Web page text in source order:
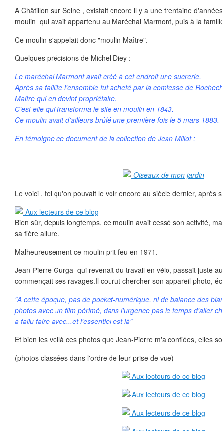
A Châtillon sur Seine , existait encore il y a une trentaine
moulin qui avait appartenu au Maréchal Marmont, puis à la
Ce moulin s'appelait donc "moulin Maître".
Quelques précisions de Michel Diey :
Le maréchal Marmont avait créé à cet endroit une sucrerie.
Après sa faillite l'ensemble fut acheté par la comtesse de
Maitre qui en devint propriétaire.
C'est elle qui transforma le site en moulin en 1843.
Ce moulin avait d'ailleurs brûlé une première fois le 5 mars 1883.
En témoigne ce document de la collection de Jean Millot :
Le voici , tel qu'on pouvait le voir encore au siècle dernier, après
Bien sûr, depuis longtemps, ce moulin avait cessé son activité,
sa fière allure.
Malheureusement ce moulin prit feu en 1971.
Jean-Pierre Gurga qui revenait du travail en vélo, passait juste
commençait ses ravages.Il courut chercher son appareil photo,
"A cette époque, pas de pocket-numérique, ni de balance des
photos avec un film périmé, dans l'urgence pas le temps d'aller
a fallu faire avec...et l'essentiel est là"
Et bien les voilà ces photos que Jean-Pierre m'a confiées, elles
(photos classées dans l'ordre de leur prise de vue)